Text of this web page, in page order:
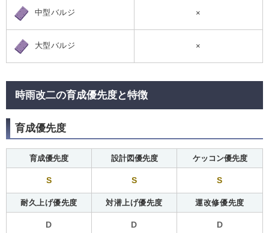
中型バルジ ×
大型バルジ ×
時雨改二の育成優先度と特徴
育成優先度
育成優先度 設計図優先度 ケッコン優先度
S S S
耐久上げ優先度 対潜上げ優先度 運改修優先度
D D D